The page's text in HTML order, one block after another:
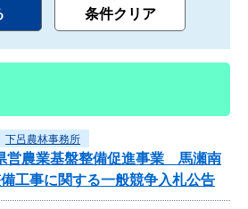
下呂農林事務所
営農業基盤整備促進事業 馬瀬南
工事に関する一般競争入札公告